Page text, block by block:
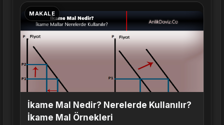
MAKALE
İkame Mal Nedir? Nerelerde Kullanılır?
İkame Mal Örnekleri